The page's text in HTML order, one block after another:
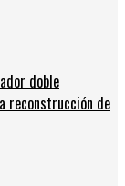
doble
reconstrucción de